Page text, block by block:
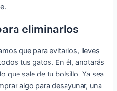
eliminarlos
que para evitarlos, lleves
tus gatos. En él, anotarás
que sale de tu bolsillo. Ya sea
algo para desayunar, una